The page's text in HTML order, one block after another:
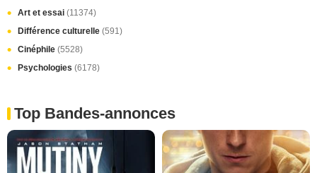
Art et essai (11374)
Différence culturelle (591)
Cinéphile (5528)
Psychologies (6178)
Top Bandes-annonces